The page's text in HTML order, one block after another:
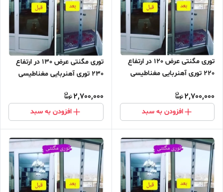
توری مگنتی عرض 120 در ارتفاع
220 توری آهنربایی مغناطیسی
مگنتی پرده توری بالکن توری
مغازه پرده مغازه
2,700,000
افزودن به سبد
توری مگنتی عرض 130 در ارتفاع
230 توری آهنربایی مغناطیسی
مگنتی پرده توری بالکن توری
مغازه پرده مغازه
2,700,000
افزودن به سبد